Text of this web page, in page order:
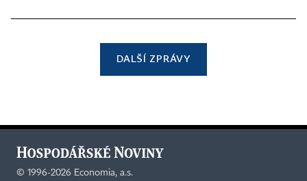
DALŠÍ ZPRÁVY
© 1996-2026 Economia, a.s.